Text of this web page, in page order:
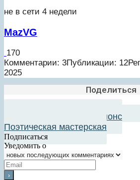
не в сети 4 недели
MazVG
170
Комментарии: 3Публикации: 12
2025
Поделиться
Добавить в авторский анонс
Поэтическая мастерская
Подписаться
Уведомить о